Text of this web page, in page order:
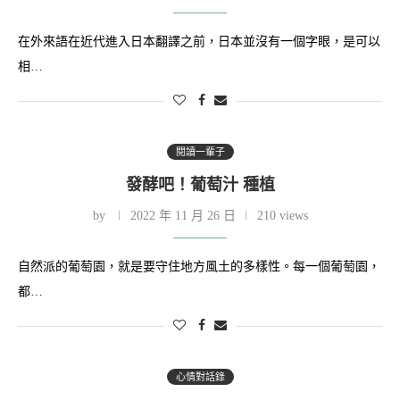
在外來語在近代進入日本翻譯之前，日本並沒有一個字眼，是可以
相…
閱讀一輩子
發酵吧！葡萄汁 種植
by 2022 年 11 月 26 日 210 views
自然派的葡萄園，就是要守住地方風土的多樣性。每一個葡萄園，
都…
心情對話錄